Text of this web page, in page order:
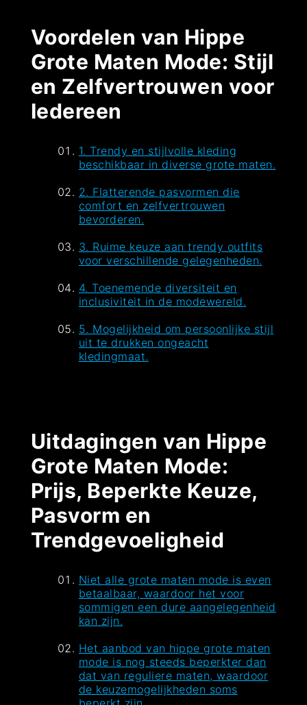
Voordelen van Hippe
Grote Maten Mode: Stijl
en Zelfvertrouwen voor
Iedereen
1. Trendy en stijlvolle kleding
beschikbaar in diverse grote maten.
2. Flatterende pasvormen die
comfort en zelfvertrouwen
bevorderen.
3. Ruime keuze aan trendy outfits
voor verschillende gelegenheden.
4. Toenemende diversiteit en
inclusiviteit in de modewereld.
5. Mogelijkheid om persoonlijke stijl
uit te drukken ongeacht
kledingmaat.
Uitdagingen van Hippe
Grote Maten Mode:
Prijs, Beperkte Keuze,
Pasvorm en
Trendgevoeligheid
Niet alle grote maten mode is even
betaalbaar, waardoor het voor
sommigen een dure aangelegenheid
kan zijn.
Het aanbod van hippe grote maten
mode is nog steeds beperkter dan
dat van reguliere maten, waardoor
de keuzemogelijkheden soms